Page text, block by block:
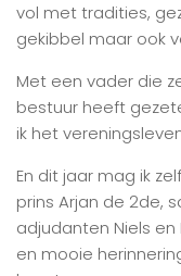
vol met tradities,
gekibbel maar ook
Met een vader die
bestuur heeft
ik het
En dit jaar mag ik
prins Arjan de 2de,
adjudanten Niels
en mooie